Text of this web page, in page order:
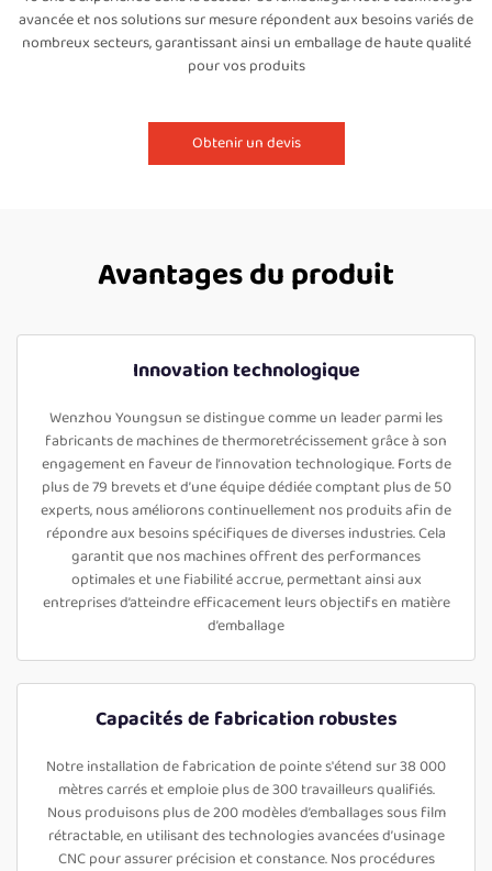
avancée et nos solutions sur mesure répondent aux besoins variés de
nombreux secteurs, garantissant ainsi un emballage de haute qualité
pour vos produits
Obtenir un devis
Avantages du produit
Innovation technologique
Wenzhou Youngsun se distingue comme un leader parmi les
fabricants de machines de thermoretrécissement grâce à son
engagement en faveur de l’innovation technologique. Forts de
plus de 79 brevets et d’une équipe dédiée comptant plus de 50
experts, nous améliorons continuellement nos produits afin de
répondre aux besoins spécifiques de diverses industries. Cela
garantit que nos machines offrent des performances
optimales et une fiabilité accrue, permettant ainsi aux
entreprises d’atteindre efficacement leurs objectifs en matière
d’emballage
Capacités de fabrication robustes
Notre installation de fabrication de pointe s'étend sur 38 000
mètres carrés et emploie plus de 300 travailleurs qualifiés.
Nous produisons plus de 200 modèles d’emballages sous film
rétractable, en utilisant des technologies avancées d’usinage
CNC pour assurer précision et constance. Nos procédures